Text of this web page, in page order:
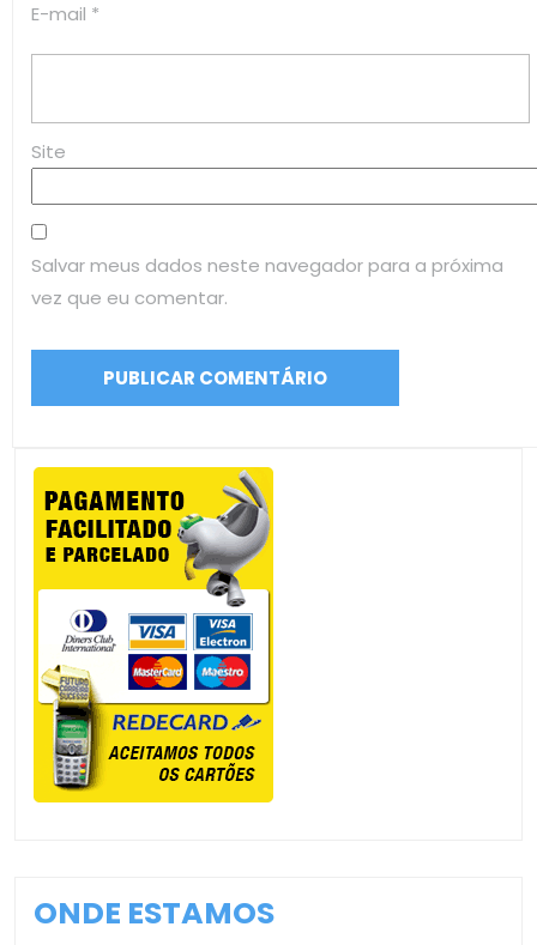
E-mail *
Site
Salvar meus dados neste navegador para a próxima
vez que eu comentar.
ONDE ESTAMOS